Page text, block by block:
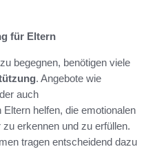
für Eltern
begegnen, benötigen viele
. Angebote wie
auch
Eltern helfen, die emotionalen
erkennen und zu erfüllen.
tragen entscheidend dazu